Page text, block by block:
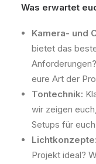
Was erwartet
Kamera- und
bietet das
eure Art der
Tontechnik:
wir zeigen
Setups für
Lichtkonzepte:
Projekt ideal?